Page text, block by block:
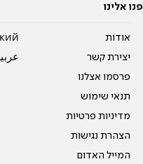
פנו אלינו
אודות
יצירת קשר
פרסמו אצלנו
תנאי שימוש
מדיניות פרטיות
הצהרת נגישות
המייל האדום